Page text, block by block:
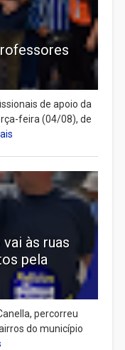
de apoio da
feira (04/08), de
às ruas
pela
percorreu
do município